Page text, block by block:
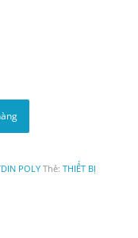
POLY Thẻ: THIẾT BỊ